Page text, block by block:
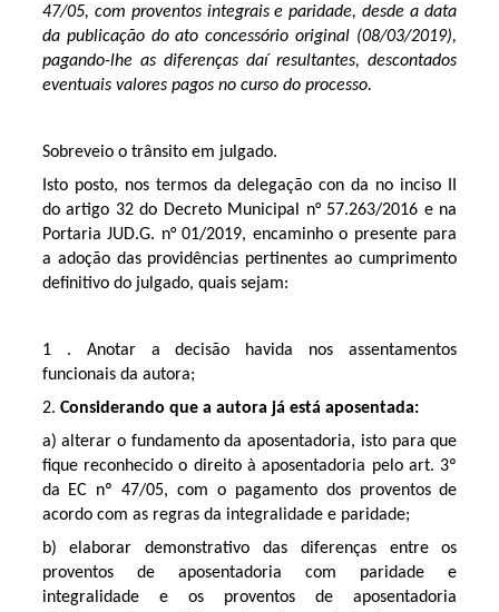
47/05, com proventos integrais e paridade, desde a data
da publicação do ato concessório original (08/03/2019),
pagando-lhe as diferenças daí resultantes, descontados
eventuais valores pagos no curso do processo.
Sobreveio o trânsito em julgado.
Isto posto, nos termos da delegação con da no inciso II
do artigo 32 do Decreto Municipal n° 57.263/2016 e na
Portaria JUD.G. n° 01/2019, encaminho o presente para
a adoção das providências pertinentes ao cumprimento
definitivo do julgado, quais sejam:
1 . Anotar a decisão havida nos assentamentos
funcionais da autora;
2. Considerando que a autora já está aposentada:
a) alterar o fundamento da aposentadoria, isto para que
fique reconhecido o direito à aposentadoria pelo art. 3º
da EC nº 47/05, com o pagamento dos proventos de
acordo com as regras da integralidade e paridade;
b) elaborar demonstrativo das diferenças entre os
proventos de aposentadoria com paridade e
integralidade e os proventos de aposentadoria